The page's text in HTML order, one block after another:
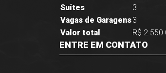
Suítes
3
Vagas de Garagens3
Valor total
R$
ENTRE EM CONTATO